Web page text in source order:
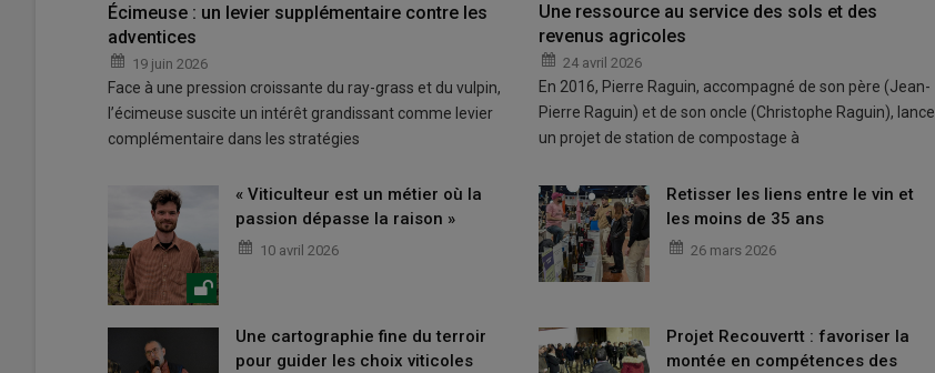
Écimeuse : un levier supplémentaire contre les
adventices
19 juin 2026
Face à une pression croissante du ray-grass et du vulpin,
l’écimeuse suscite un intérêt grandissant comme levier
complémentaire dans les stratégies
Une ressource au service des sols et des
revenus agricoles
24 avril 2026
En 2016, Pierre Raguin, accompagné de son père (Jean-
Pierre Raguin) et de son oncle (Christophe Raguin), lance
un projet de station de compostage à
« Viticulteur est un métier où la
passion dépasse la raison »
10 avril 2026
Retisser les liens entre le vin et
les moins de 35 ans
26 mars 2026
Une cartographie fine du terroir
pour guider les choix viticoles
Projet Recouvertt : favoriser la
montée en compétences des